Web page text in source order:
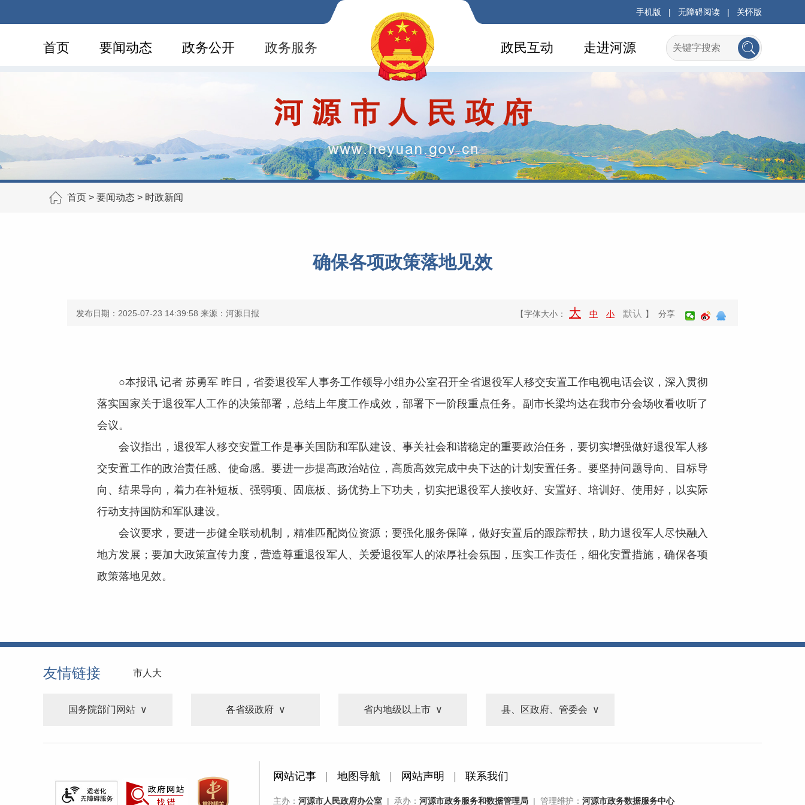
手机版 | 无障碍阅读 | 关怀版
首页 要闻动态 政务公开 政务服务 走进河源
政民互动
首页 > 要闻动态 > 时政新闻
确保各项政策落地见效
发布日期：2025-07-23 14:39:58 来源：河源日报 【字体大小： 大 中 小 默认 】 分享
○本报讯 记者 苏勇军 昨日，省委退役军人事务工作领导小组办公室召开全省退役军人移交安置工作电视电话会议，深入贯彻
落实国家关于退役军人工作的决策部署，总结上年度工作成效，部署下一阶段重点任务。副市长梁均达在我市分会场收看收听了
会议。
会议指出，退役军人移交安置工作是事关国防和军队建设、事关社会和谐稳定的重要政治任务，要切实增强做好退役军人移
交安置工作的政治责任感、使命感。要进一步提高政治站位，高质高效完成中央下达的计划安置任务。要坚持问题导向、目标导
向、结果导向，着力在补短板、强弱项、固底板、扬优势上下功夫，切实把退役军人接收好、安置好、培训好、使用好，以实际
行动支持国防和军队建设。
会议要求，要进一步健全联动机制，精准匹配岗位资源；要强化服务保障，做好安置后的跟踪帮扶，助力退役军人尽快融入
地方发展；要加大政策宣传力度，营造尊重退役军人、关爱退役军人的浓厚社会氛围，压实工作责任，细化安置措施，确保各项
政策落地见效。
友情链接 市人大
国务院部门网站 各省级政府 省内地级以上市 县、区政府、管委会
网站记事 地图导航 网站声明 联系我们
主办： 河源市人民政府办公室 | 承办： 河源市政务服务和数据管理局 | 管理维护： 河源市政务数据服务中心